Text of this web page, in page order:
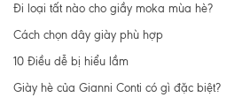
Đi loại tất nào cho giầy moka mùa hè?
Cách chọn dây giày phù hợp
10 Điều dễ bị hiểu lầm
Giày hè của Gianni Conti có gì đặc biệt?